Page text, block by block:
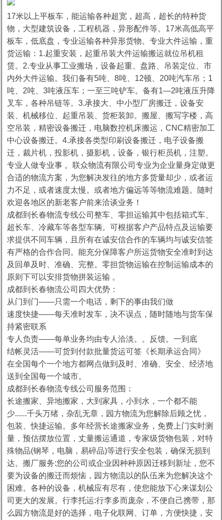
17米以上平板车，能运输各种超宽，超高，超长的特种货
物，大型建筑设备，工程机器，异形配件等。17米高低高平
板车，低底盘，专业运输各种异形货物。专业大件运输，重
货运输：1.起重安装，起重吊装大件运输搬运就位吊机租
赁。2.专业从事工业搬场，设备起重、盘路、吊装定位、市
内外大件运输。我们备有5吨、8吨、12顿、20吨汽车吊；1
吨、2吨、3吨液压车；一至三吨铲车。备有1—2吨液压升降
叉车，各种吊链等。3.承接大、中小型厂房搬迁，设备安
装、机械移位、起重吊装、货柜装卸。搬屋、搬写字楼，高
空吊装，精密设备搬迁，电脑数控机床搬运，CNC精密加工
中心设备搬迁。4.承接各类型印刷设备搬迁，电子设备搬
迁，裁片机，投影机，摄影机，设备，银行柜员机，注塑。
专业人做专业事 。联众物流有限公司专业为企业量身定做更
合适的物流方案，为您解决发往的地方多货量却少，或者运
力不足，或者速度太慢。或者地方偏远等等物流难题。随时
欢迎各地区的新老客户前来洽谈业务！
成都到长春物流专线公司整车、零担运输其中包括箱式车、
超长车、冷藏车等各型车辆。可根据客户产品特点及运输要
求提供不同车辆，且所有在诚安信合作的车辆均与诚安信签
有严格的合作合同。能充分保障客户所运货物安全准时到达
及回单及时、准确、完整。零担货物运输在控制运输成本的
原则下可以安排货物拼装运输 。
成都到长春物流公司四大优势：
从门到门——只需一个电话，剩下的事由我们做
速度快捷——每天准时发车，决不误点，随时随地与货车保
持紧密联系
专人负责——每单业务均由专人洽淡。。反馈。一到底
结帐灵活——可货到付款批量货运可签《长期承运合同》
在全国每个一个地方都网点做到及时、准确、安全、经济地
送到全国每一个城市。
成都到长春物流专线公司服务范围：
长途搬家、异地搬家，大到家具，小到水，一个都不能
少......千头万绪，杂乱无章，园方物流为您解除后顾之忧，
包装、快捷运输。多年经营长途搬家业务，免费上门实时测
量，预估摆放位置，丈量搬运通道，专家级货物包装，对特
殊物品(钢琴，电脑，易碎品)等进行安全包装，确保无损到
达。搬厂服务:您的公司或企业因种种原因迁移到新址，您不
要为设备的搬迁而烦恼，园方物流以的队伍来为您解决这个
困难。各种的设备，机械应有尽有，使您能放下心来谋划公
司更大的发展。行李托运:行李多而庞杂，不便自己携带，那
么园方物流是好的选择，电子化联网、订单，方便快捷，安